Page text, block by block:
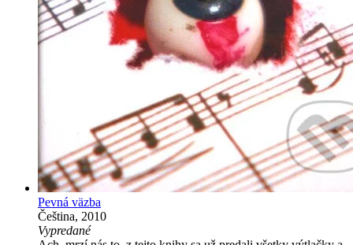
Pevná väzba
Čeština, 2010
Vypredané